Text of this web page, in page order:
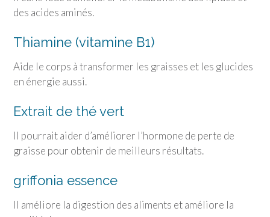
des acides aminés.
Thiamine (vitamine B1)
Aide le corps à transformer les graisses et les glucides
en énergie aussi.
Extrait de thé vert
Il pourrait aider d’améliorer l’hormone de perte de
graisse pour obtenir de meilleurs résultats.
griffonia essence
Il améliore la digestion des aliments et améliore la